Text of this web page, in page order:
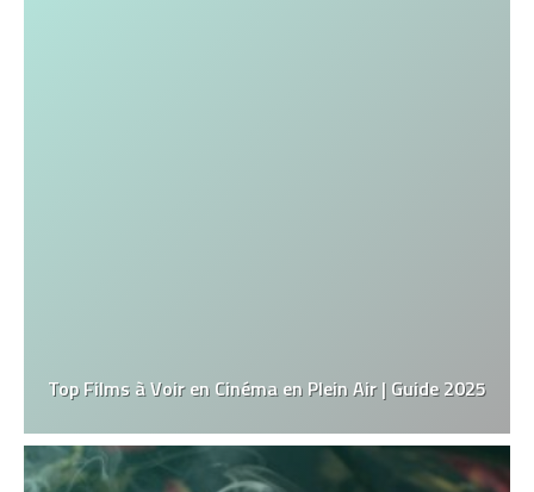
Top Films à Voir en Cinéma en Plein Air | Guide 2025